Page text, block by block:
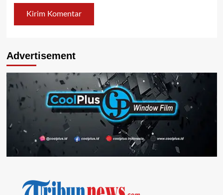
Advertisement